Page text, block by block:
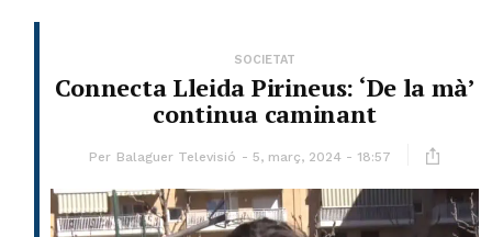
SOCIETAT
Connecta Lleida Pirineus: ‘De la mà’
continua caminant
Per Balaguer Televisió 5, març, 2024 - 18:57